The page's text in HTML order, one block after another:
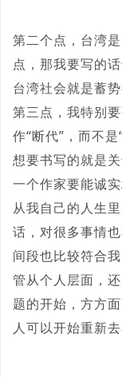
第二个点，台湾
点，那我要写的
台湾社会就是蓄
第三点，我特别
作“断代”，而不
想要书写的就是
一个作家要能诚
从我自己的人生
话，对很多事情
间段也比较符合
管从个人层面，
题的开始，方方
人可以开始重新